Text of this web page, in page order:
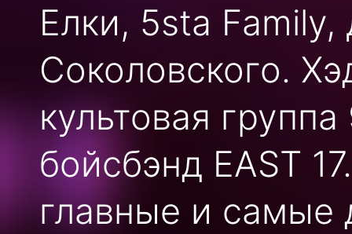
Елки, 5sta
Соколовского.
культовая
бойсбэнд EAST
главные и самые